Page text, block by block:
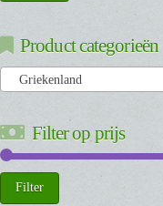
Product categorieën
Griekenland
Filter op prijs
Min.
prijs
Max.
prijs
Filter